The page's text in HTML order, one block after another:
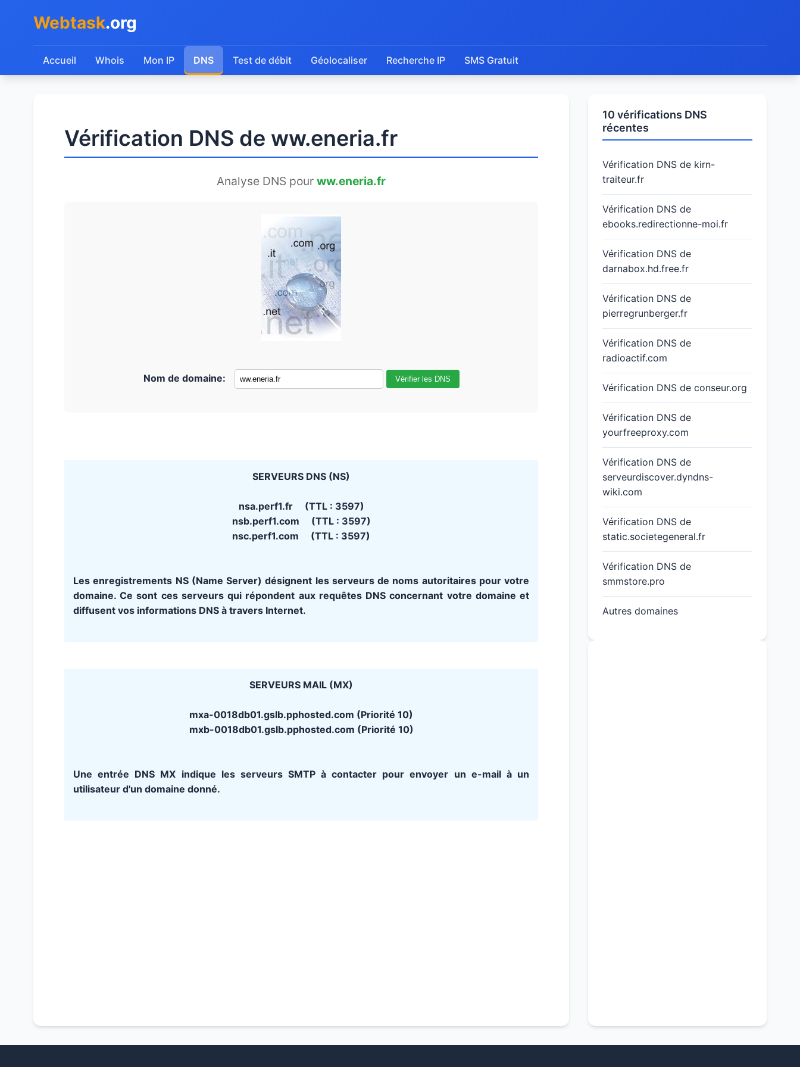
Webtask.org
Accueil Whois Mon IP DNS Test de débit Géolocaliser Recherche IP SMS Gratuit
Vérification DNS de ww.eneria.fr
Analyse DNS pour ww.eneria.fr
Nom de domaine: Vérifier les DNS
SERVEURS DNS (NS)
nsa.perf1.fr (TTL : 3597)
nsb.perf1.com (TTL : 3597)
nsc.perf1.com (TTL : 3597)
Les enregistrements NS (Name Server) désignent les serveurs de noms autoritaires pour votre
domaine. Ce sont ces serveurs qui répondent aux requêtes DNS concernant votre domaine et
diffusent vos informations DNS à travers Internet.
SERVEURS MAIL (MX)
mxa-0018db01.gslb.pphosted.com (Priorité 10)
mxb-0018db01.gslb.pphosted.com (Priorité 10)
Une entrée DNS MX indique les serveurs SMTP à contacter pour envoyer un e-mail à un
utilisateur d'un domaine donné.
10 vérifications DNS
récentes
Vérification DNS de kirn-
traiteur.fr
Vérification DNS de
ebooks.redirectionne-moi.fr
Vérification DNS de
darnabox.hd.free.fr
Vérification DNS de
pierregrunberger.fr
Vérification DNS de
radioactif.com
Vérification DNS de conseur.org
Vérification DNS de
yourfreeproxy.com
Vérification DNS de
serveurdiscover.dyndns-
wiki.com
Vérification DNS de
static.societegeneral.fr
Vérification DNS de
smmstore.pro
Autres domaines